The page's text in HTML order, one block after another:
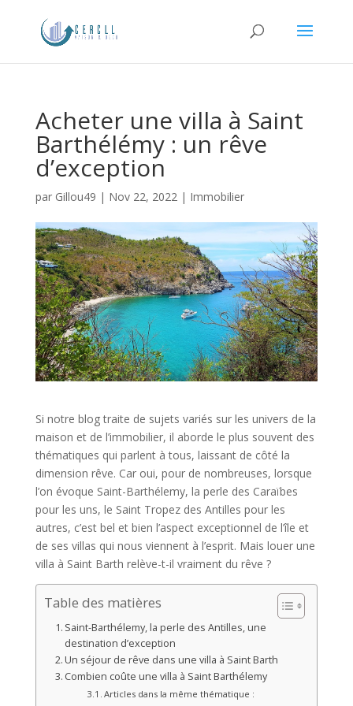
Acheter une villa à Saint
Barthélémy : un rêve
d’exception
par Gillou49 | Nov 22, 2022| Immobilier
Si notre blog traite de sujets variés sur les univers de la
maison et de l’immobilier, il aborde le plus souvent des
thématiques qui parlent à tous, laissant de côté la
dimension rêve. Car oui, pour de nombreuses, lorsque
l’on évoque Saint-Barthélemy, la perle des Caraïbes
pour les uns, le Saint Tropez des Antilles pour les
autres, c’est bel et bien l’aspect exceptionnel de l’île et
de ses villas qui nous viennent à l’esprit. Mais louer une
villa à Saint Barth relève-t-il vraiment du rêve ?
Table des matières
Saint-Barthélemy, la perle des Antilles, une
destination d’exception
Un séjour de rêve dans une villa à Saint Barth
Combien coûte une villa à Saint Barthélemy
Articles dans la même thématique :